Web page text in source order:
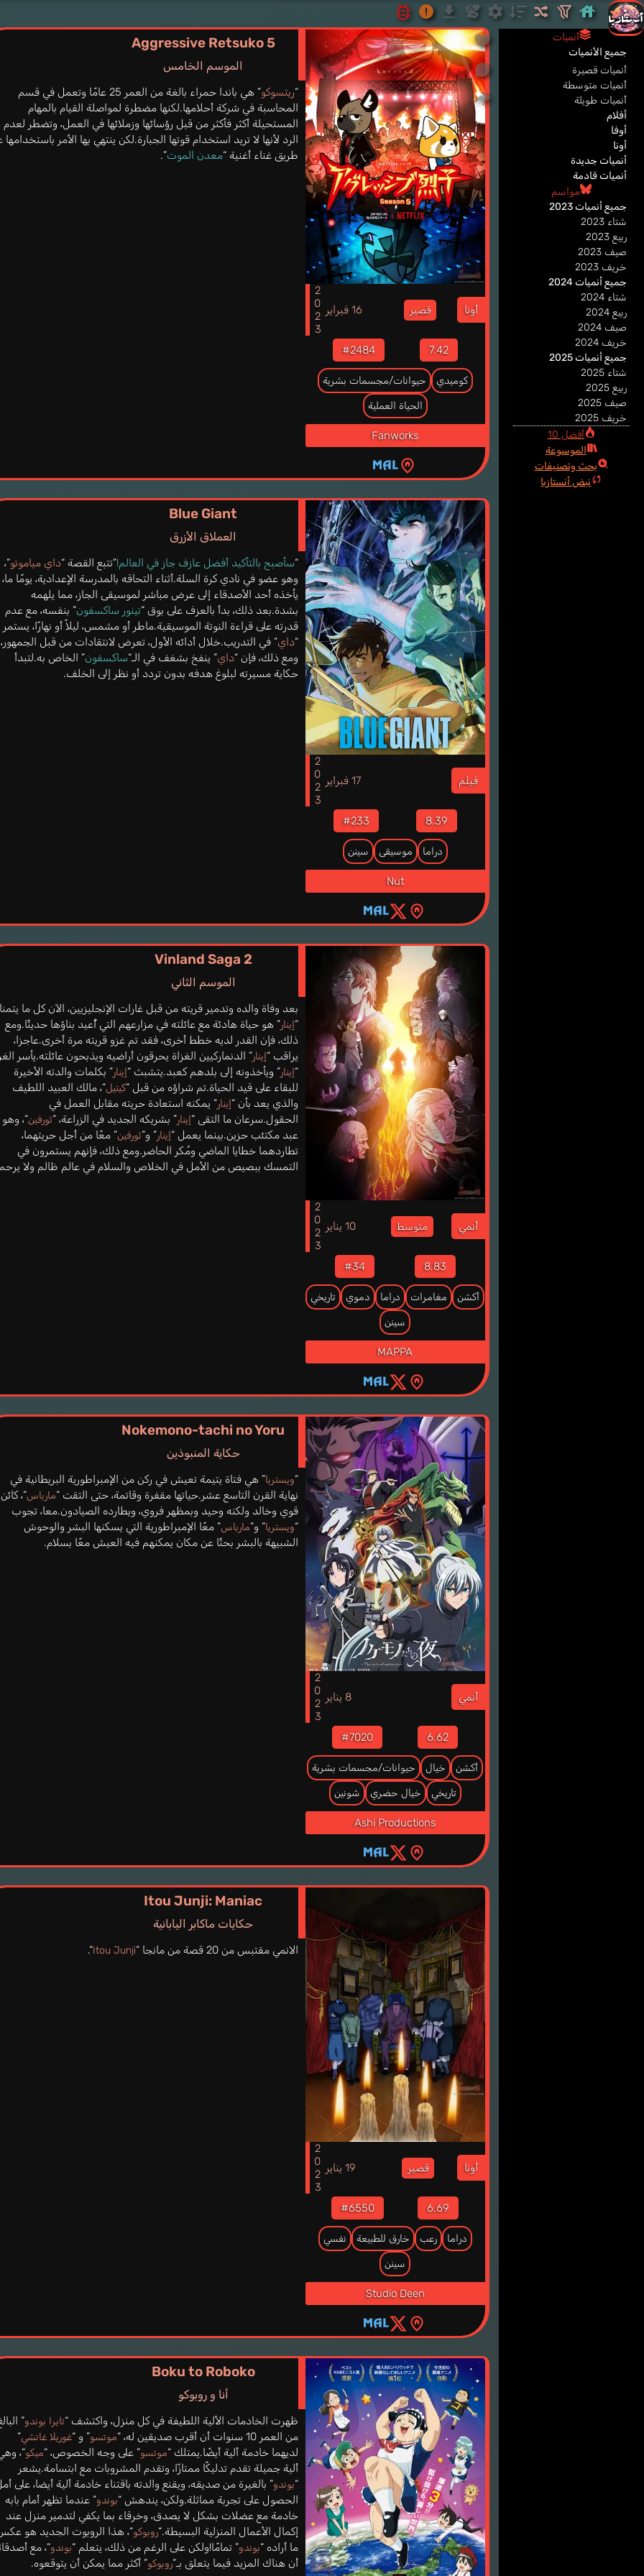
Aggressive Retsuko 5
الموسم الخامس
أونا قصير 16 فبراير 2023
7.42
#2484
كوميدي حيوانات/مجسمات بشرية
الحياة العملية
Fanworks
“ريتسوكو
” هي باندا حمراء بالغة من العمر 25 عامًا وتعمل في قسم
المحاسبة في شركة أحلامها.لكنها مضطرة لمواصلة القيام بالمهام
المستحيلة أكثر فأكثر من قبل رؤسائها وزملائها في العمل، وتضطر لعدم
الرد لأنها لا تريد استخدام قوتها الجبارة.لكن ينتهي بها الأمر
طريق غناء أغنية “معدن الموت”.
Blue Giant
العملاق الأزرق
فيلم 17 فبراير 2023
8.39
#233
دراما موسيقى سينن
Nut
“سأصبح بالتأكيد أفضل عازف جاز في العالم!”تتبع القصة “داي مياموتو”،
وهو عضو في نادي كرة السلة.أثناء التحاقه بالمدرسة الإعدادية، يومًا ما،
يأخذه أحد الأصدقاء إلى عرض مباشر لموسيقى الجاز، مما يلهمه
بشدة.بعد ذلك، بدأ بالعزف على بوق “تينور ساكسفون” بنفسه، مع عدم
قدرته على قراءة النوتة الموسيقية.ماطر أو مشمس، ليلاً أو نهارًا، يستمر
“داي” في التدريب.خلال أدائه الأول، تعرض لانتقادات من قبل الجمهور،
ومع ذلك، فإن “داي” ينفخ بشغف في الـ“ساكسفون” الخاص به.لتبدأ
حكاية مسيرته لبلوغ هدفه بدون تردد أو نظر إلى الخلف.
Vinland Saga 2
الموسم الثاني
أنمي متوسط 10 يناير 2023
8.83
#34
أكشن مغامرات دراما دموي تاريخي
سينن
MAPPA
بعد وفاة والده وتدمير قريته من قبل غارات الإنجليزيين، الآن كل ما
“إينار” هو حياة هادئة مع عائلته في مزارعهم التي أُعيد بناؤها حديثًا.ومع
ذلك، فإن القدر لديه خطط أخرى، فقد تم غزو قريته مرة أخرى.عاجزا،
يراقب “إينار” الدنماركيين الغزاة يحرقون أراضيه ويذبحون عائلته.يأسر
“إينار” ويأخذونه إلى بلدهم كعبد.يتشبث “إينار” بكلمات والدته الأخيرة
للبقاء على قيد الحياة.تم شراؤه من قبل “كيتيل“، مالك العبيد اللطيف
والذي يعد بأن “إينار” يمكنه استعادة حريته مقابل العمل في
الحقول.سرعان ما التقى “إينار” بشريكه الجديد في الزراعة، “ثورفين“، وهو
عبد مكتئب حزين.بينما يعمل “إينار” و”ثورفين” معًا من أجل حريتهما،
تطاردهما خطايا الماضي ومُكر الحاضر.ومع ذلك، فإنهم يستمرون في
التمسك ببصيص من الأمل في الخلاص والسلام في عالم ظالم ولا
Nokemono-tachi no Yoru
حكاية المنبوذين
أنمي 8 يناير 2023
6.62
#7020
أكشن خيال حيوانات/مجسمات بشرية
تاريخي خيال حضري شونين
Ashi Productions
“ويستريا” هي فتاة يتيمة تعيش في ركن من الإمبراطورية البريطانية في
نهاية القرن التاسع عشر.حياتها مقفرة وقاتمة، حتى التقت “مارباس“، كائن
قوي وخالد ولكنه وحيد وبمظهر فروي، ويطارده الصيادون.معا، تجوب
“ويستريا” و”مارباس” معًا الإمبراطورية التي يسكنها البشر والوحوش
الشبيهة بالبشر بحثًا عن مكان يمكنهم فيه العيش معًا بسلام.
Itou Junji: Maniac
حكايات ماكابر اليابانية
أونا قصير 19 يناير 2023
6.69
#6550
دراما رعب خارق للطبيعة نفسي
سينن
Studio Deen
الانمي مقتبس من 20 قصة من مانجا “ Itou Junji
“.
Boku to Roboko
أنا و روبوكو
ظهرت الخادمات الألية اللطيفة في كل منزل، واكتشف “تايرا بوندو”
من العمر 10 سنوات أن أقرب صديقين له، “
موتسو” و “غوريلا غاتشي”
لديهما خادمة ألية أيضًا.يمتلك “موتسو” على وجه الخصوص، “ميكو“،
ألية جميلة تقدم تدليكًا ممتازًا، وتقدم المشروبات مع ابتسامة.يشعر
“بوندو” بالغيرة من صديقه، ويقنع والدته باقتناء خادمة ألية أيضا، على
الحصول على تجربة مماثلة.ولكن، يندهش “بوندو” عندما تظهر أمام بابه
خادمة مع عضلات بشكل لا يصدق، وخرقاء بما يكفي لتدمير منزل عند
إكمال الأعمال المنزلية البسيطة.“روبوكو“، هذا الروبوت الجديد هو
ما أراده “بوندو” تمامًا!ولكن على الرغم من ذلك، يتعلم “بوندو“، مع
أن هناك المزيد فيما يتعلق بـ”روبوكو” أكثر مما يمكن أن يتوقعوه.
أنميات
جميع الأنميات
أنميات قصيرة
أنميات متوسطة
أنميات طويلة
أفلام
أوفا
أونا
أنميات جديدة
أنميات قادمة
مواسم
جميع أنميات 2023
شتاء 2023
ربيع 2023
صيف 2023
خريف 2023
جميع أنميات 2024
شتاء 2024
ربيع 2024
صيف 2024
خريف 2024
جميع أنميات 2025
شتاء 2025
ربيع 2025
صيف 2025
خريف 2025
أفضل 10
الموسوعة
بحث وتصنيفات
نبض أنستازيا